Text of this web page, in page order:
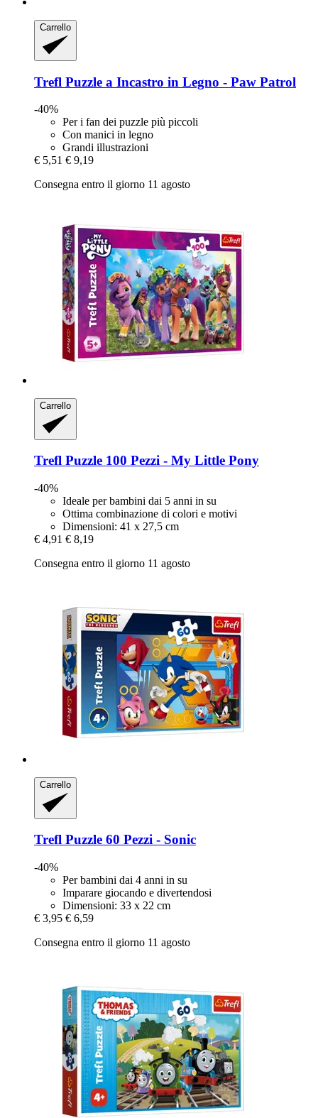
Carrello
Trefl Puzzle a Incastro in Legno -​ Paw Patrol
-40%
Per i fan dei puzzle più piccoli
Con manici in legno
Grandi illustrazioni
€ 5,51 € 9,19
Consegna entro il giorno 11 agosto
Carrello
Trefl Puzzle 100 Pezzi -​ My Little Pony
-40%
Ideale per bambini dai 5 anni in su
Ottima combinazione di colori e motivi
Dimensioni: 41 x 27,5 cm
€ 4,91 € 8,19
Consegna entro il giorno 11 agosto
Carrello
Trefl Puzzle 60 Pezzi -​ Sonic
-40%
Per bambini dai 4 anni in su
Imparare giocando e divertendosi
Dimensioni: 33 x 22 cm
€ 3,95 € 6,59
Consegna entro il giorno 11 agosto